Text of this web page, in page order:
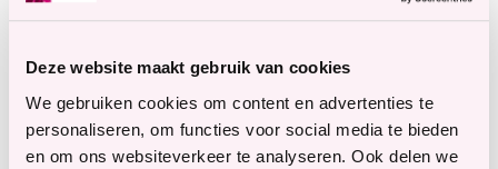
Deze website maakt gebruik van cookies
We gebruiken cookies om content en advertenties te
personaliseren, om functies voor social media te bieden
en om ons websiteverkeer te analyseren. Ook delen we
Somatiek
8.7